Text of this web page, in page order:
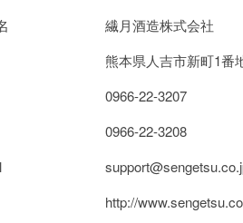
繊月酒造株式会社
熊本県人吉市新町1番
0966-22-3207
0966-22-3208
http://